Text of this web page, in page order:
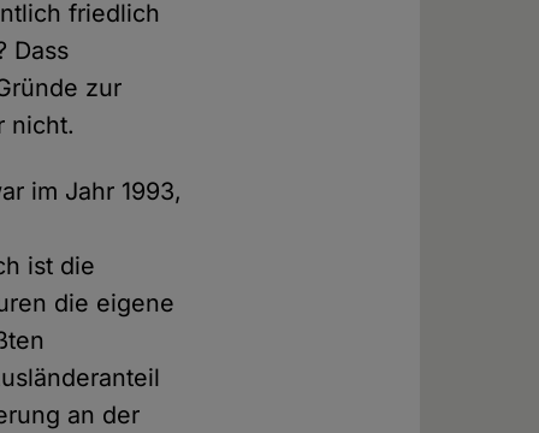
friedlich
Dass
zur
nicht.
im Jahr 1993,
ist die
die eigene
an der